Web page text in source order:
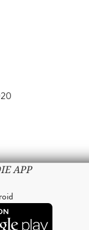
APP